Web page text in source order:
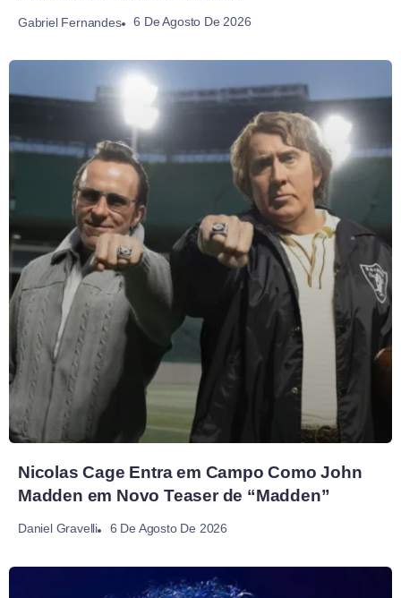
Gabriel Fernandes 6 De Agosto De 2026
Nicolas Cage Entra em Campo Como John
Madden em Novo Teaser de “Madden”
Daniel Gravelli 6 De Agosto De 2026